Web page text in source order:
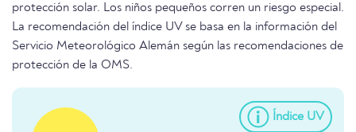
protección solar. Los niños pequeños corren un riesgo especial.
La recomendación del índice UV se basa en la información del
Servicio Meteorológico Alemán según las recomendaciones de
protección de la OMS.
Índice UV